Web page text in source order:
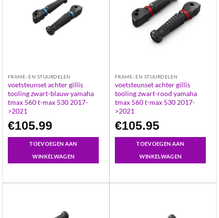
FRAME- EN STUURDELEN
voetsteunset achter gillis
tooling zwart-blauw yamaha
tmax 560 t-max 530 2017-
>2021
€105.99
TOEVOEGEN AAN
WINKELWAGEN
FRAME- EN STUURDELEN
voetsteunset achter gillis
tooling zwart-rood yamaha
tmax 560 t-max 530 2017-
>2021
€105.95
TOEVOEGEN AAN
WINKELWAGEN